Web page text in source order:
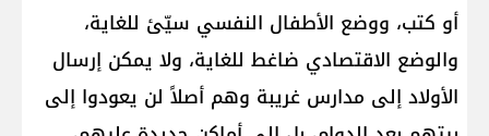
أو كتب، ووضع الأطفال النفسي سيّئ للغاية،
والوضع الاقتصادي ضاغط للغاية، ولا يمكن إرسال
الأولاد إلى مدارس غريبة وهم أصلاً لن يعودوا إلى